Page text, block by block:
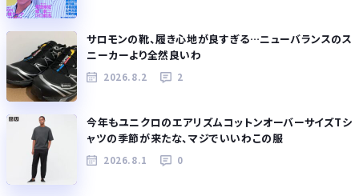
サロモンの靴、履き心地が良すぎる…ニューバランスのス
ニーカーより全然良いわ
2026.8.2 2
今年もユニクロのエアリズムコットンオーバーサイズTシ
ャツの季節が来たな、マジでいいわこの服
2026.8.1 0